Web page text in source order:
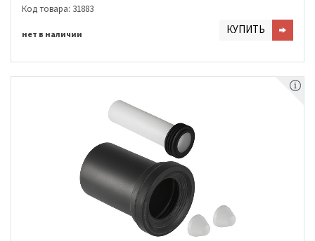
Код товара: 31883
нет в наличии КУПИТЬ